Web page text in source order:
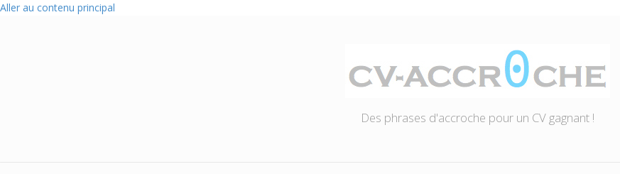
Aller au contenu principal
Des phrases d'accroche pour un CV gagnant !